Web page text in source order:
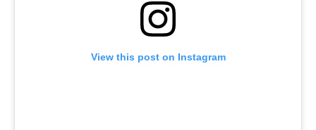
View this post on Instagram